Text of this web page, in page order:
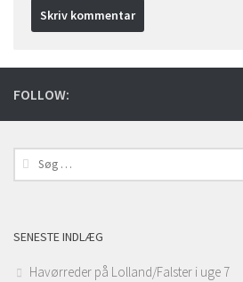
FOLLOW:
Søg
efter:
SENESTE INDLÆG
Havørreder på Lolland/Falster i uge 7